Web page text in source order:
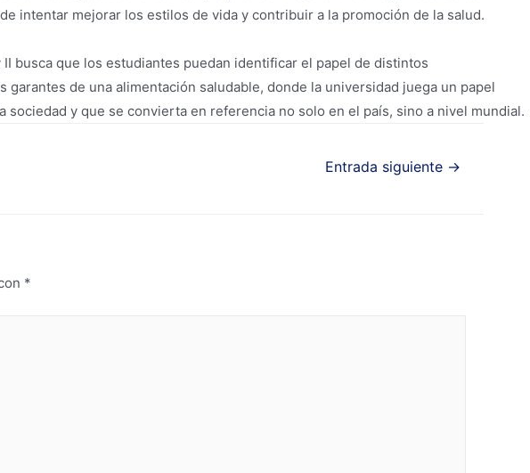
intentar mejorar los estilos de vida y contribuir a la promoción de la salud.
busca que los estudiantes puedan identificar el papel de distintos
de una alimentación saludable, donde la universidad juega un papel
y que se convierta en referencia no solo en el país, sino a nivel mundial.
Entrada siguiente →
*